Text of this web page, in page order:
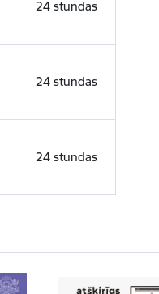
24 stundas
24 stundas
24 stundas